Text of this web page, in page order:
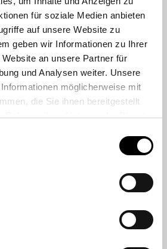
für soziale Medien anbieten
auf unsere Website zu
geben wir Informationen zu Ihrer
an unsere Partner für
und Analysen weiter. Unsere
möglicherweise mit
die Sie ihnen bereitgestellt
Rahmen Ihrer Nutzung der Dienste